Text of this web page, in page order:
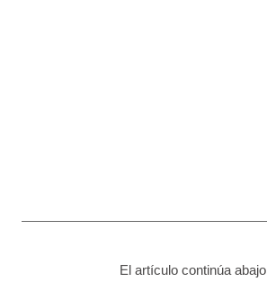
El artículo continúa abajo